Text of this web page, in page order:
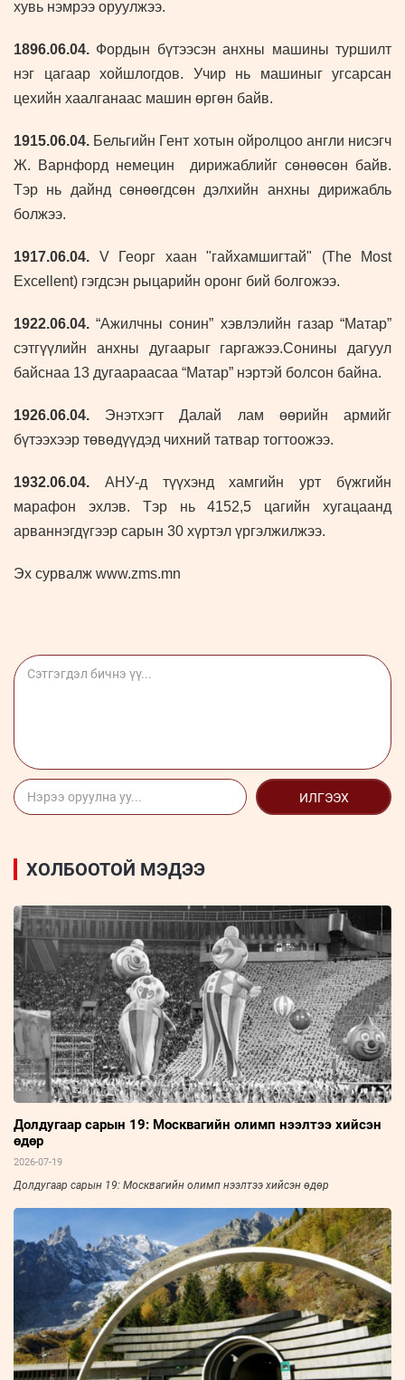
хувь нэмрээ оруулжээ.
1896.06.04. Фордын бүтээсэн анхны машины туршилт
нэг цагаар хойшлогдов. Учир нь машиныг угсарсан
цехийн хаалганаас машин өргөн байв.
1915.06.04. Бельгийн Гент хотын ойролцоо англи нисэгч
Ж. Варнфорд немецин дирижаблийг сөнөөсөн байв.
Тэр нь дайнд сөнөөгдсөн дэлхийн анхны дирижабль
болжээ.
1917.06.04. V Георг хаан "гайхамшигтай" (The Most
Excellent) гэгдсэн рыцарийн оронг бий болгожээ.
1922.06.04. “Ажилчны сонин” хэвлэлийн газар “Матар”
сэтгүүлийн анхны дугаарыг гаргажээ.Сонины дагуул
байснаа 13 дугаараасаа “Матар” нэртэй болсон байна.
1926.06.04. Энэтхэгт Далай лам өөрийн армийг
бүтээхээр төвөдүүдэд чихний татвар тогтоожээ.
1932.06.04. АНУ-д түүхэнд хамгийн урт бүжгийн
марафон эхлэв. Тэр нь 4152,5 цагийн хугацаанд
арваннэгдүгээр сарын 30 хүртэл үргэлжилжээ.
Эх сурвалж www.zms.mn
ИЛГЭЭХ
ХОЛБООТОЙ МЭДЭЭ
Долдугаар сарын 19: Москвагийн олимп нээлтээ хийсэн
өдөр
2026-07-19
Долдугаар сарын 19: Москвагийн олимп нээлтээ хийсэн өдөр